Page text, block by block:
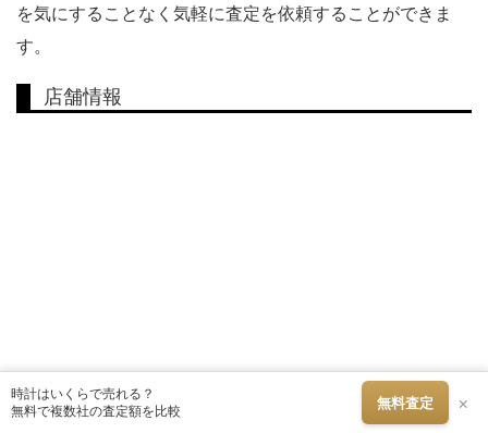
を気にすることなく気軽に査定を依頼することができま
す。
店舗情報
時計はいくらで売れる？
無料で複数社の査定額を比較
無料査定 ×